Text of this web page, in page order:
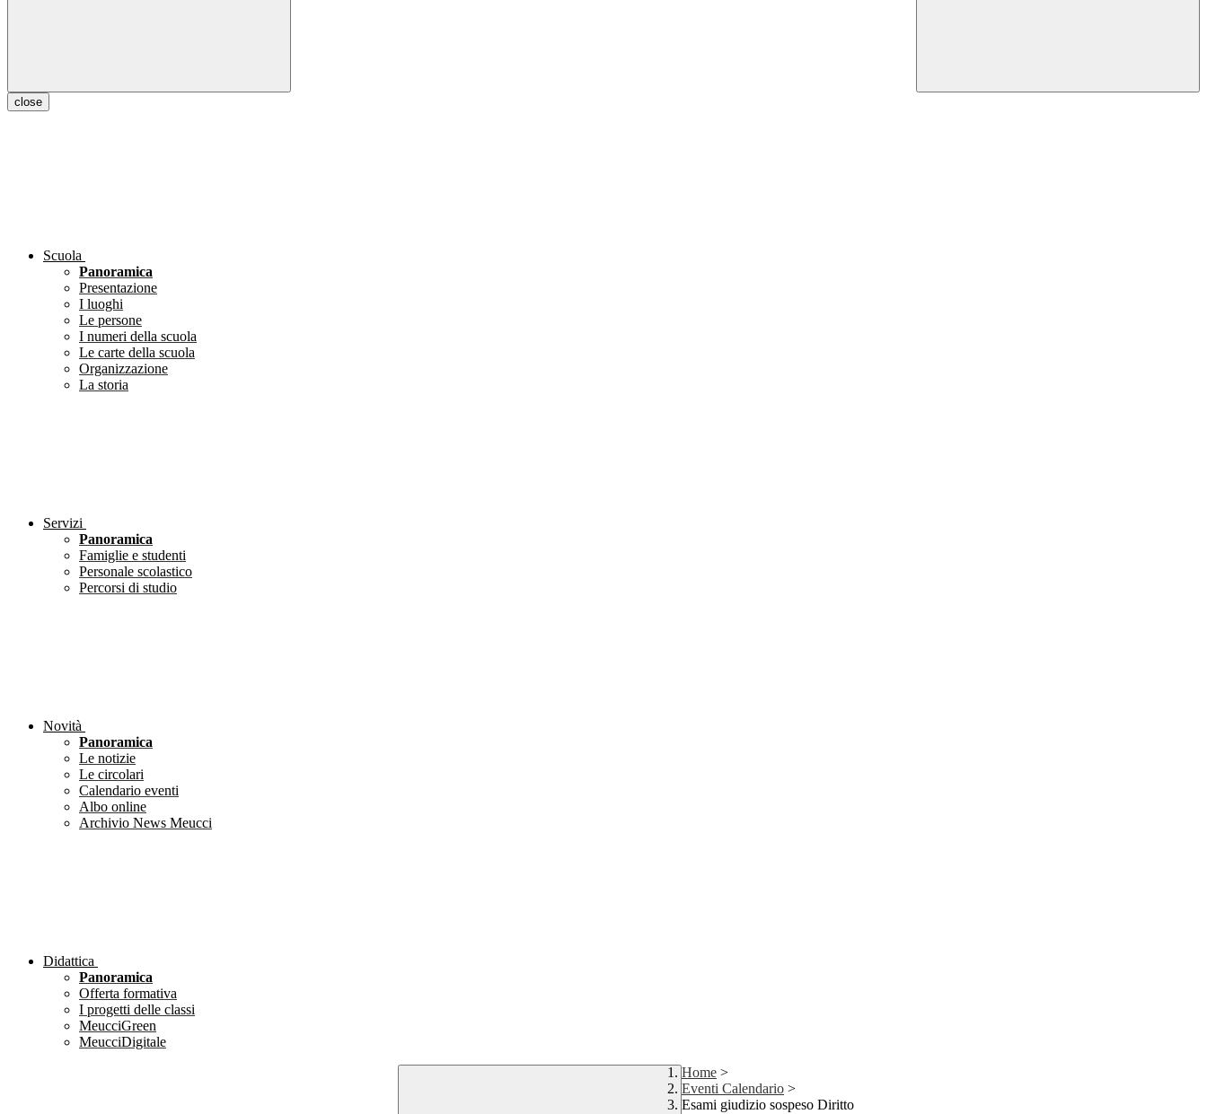
close
Scuola
Panoramica
Presentazione
I luoghi
Le persone
I numeri della scuola
Le carte della scuola
Organizzazione
La storia
Servizi
Panoramica
Famiglie e studenti
Personale scolastico
Percorsi di studio
Novità
Panoramica
Le notizie
Le circolari
Calendario eventi
Albo online
Archivio News Meucci
Didattica
Panoramica
Offerta formativa
I progetti delle classi
MeucciGreen
MeucciDigitale
Home >
Eventi Calendario >
Esami giudizio sospeso Diritto